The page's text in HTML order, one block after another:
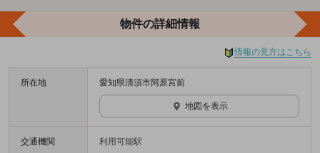
物件の詳細情報
情報の見方はこちら
所在地 愛知県清須市阿原宮前
地図を表示
交通機関
利用可能駅